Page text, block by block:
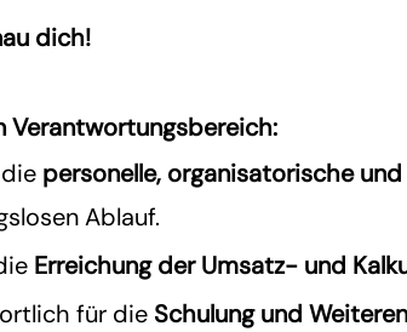
dich!
Verantwortungsbereich:
personelle, organisatorische
Ablauf.
Erreichung der Umsatz- und
für die Schulung und